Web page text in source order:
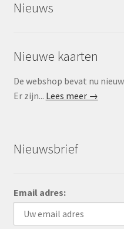
Nieuws
Nieuwe kaarten
De webshop bevat nu
Er zijn... Lees meer →
Nieuwsbrief
Email adres: